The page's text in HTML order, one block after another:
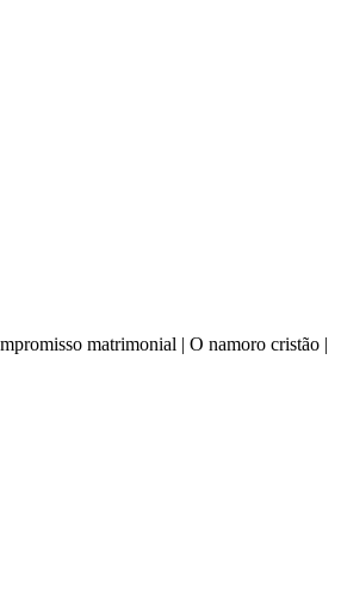
matrimonial | O namoro cristão |